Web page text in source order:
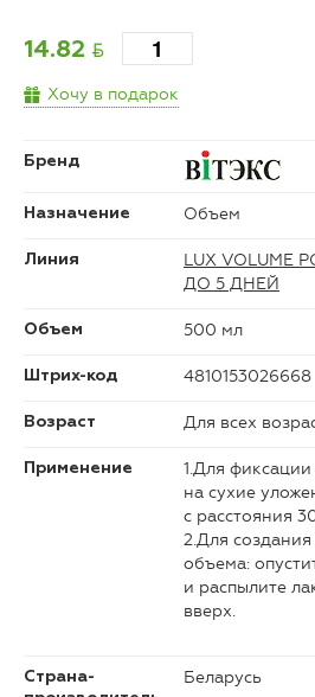
14.82 BYN
Хочу в подарок
Бренд
Назначение Объем
Линия
LUX
ДО 5 ДНЕЙ
Объем 500 мл
Штрих-код 4810153026668
Возраст Для всех
Применение
1.Для
на сухие
с расстояния
2.Для
объема:
и распылите
вверх.
Страна-
Беларусь